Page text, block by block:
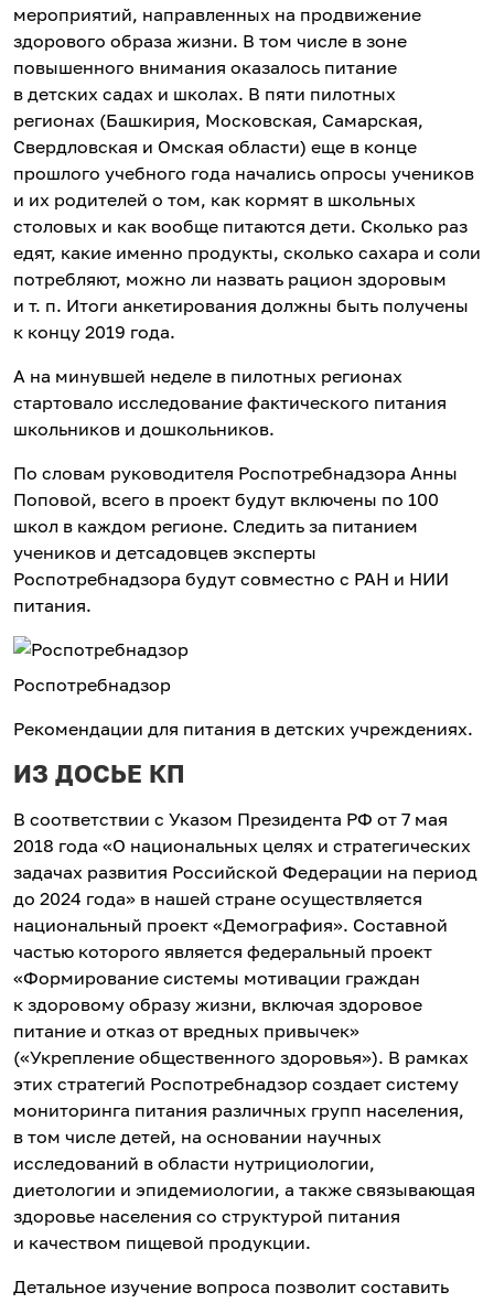
мероприятий, направленных на продвижение
здорового образа жизни. В том числе в зоне
повышенного внимания оказалось питание
в детских садах и школах. В пяти пилотных
регионах (Башкирия, Московская, Самарская,
Свердловская и Омская области) еще в конце
прошлого учебного года начались опросы учеников
и их родителей о том, как кормят в школьных
столовых и как вообще питаются дети. Сколько раз
едят, какие именно продукты, сколько сахара и соли
потребляют, можно ли назвать рацион здоровым
и т. п. Итоги анкетирования должны быть получены
к концу 2019 года.
А на минувшей неделе в пилотных регионах
стартовало исследование фактического питания
школьников и дошкольников.
По словам руководителя Роспотребнадзора Анны
Поповой, всего в проект будут включены по 100
школ в каждом регионе. Следить за питанием
учеников и детсадовцев эксперты
Роспотребнадзора будут совместно с РАН и НИИ
питания.
Роспотребнадзор
Рекомендации для питания в детских учреждениях.
ИЗ ДОСЬЕ КП
В соответствии с Указом Президента РФ от 7 мая
2018 года «О национальных целях и стратегических
задачах развития Российской Федерации на период
до 2024 года» в нашей стране осуществляется
национальный проект «Демография». Составной
частью которого является федеральный проект
«Формирование системы мотивации граждан
к здоровому образу жизни, включая здоровое
питание и отказ от вредных привычек»
(«Укрепление общественного здоровья»). В рамках
этих стратегий Роспотребнадзор создает систему
мониторинга питания различных групп населения,
в том числе детей, на основании научных
исследований в области нутрициологии,
диетологии и эпидемиологии, а также связывающая
здоровье населения со структурой питания
и качеством пищевой продукции.
Детальное изучение вопроса позволит составить